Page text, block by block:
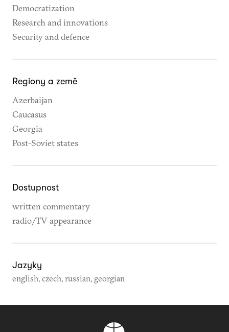
Democratization
Research and innovations
Security and defence
Regiony a země
Azerbaijan
Caucasus
Georgia
Post-Soviet states
Dostupnost
written commentary
radio/TV appearance
Jazyky
english, czech, russian, georgian